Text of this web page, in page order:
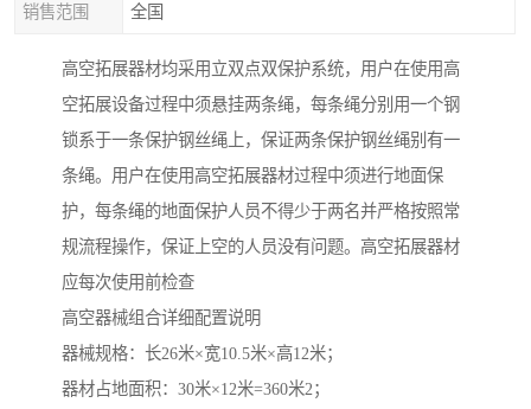
销售范围 全国
高空拓展器材均采用立双点双保护系统，用户在使用高
空拓展设备过程中须悬挂两条绳，每条绳分别用一个钢
锁系于一条保护钢丝绳上，保证两条保护钢丝绳别有一
条绳。用户在使用高空拓展器材过程中须进行地面保
护，每条绳的地面保护人员不得少于两名并严格按照常
规流程操作，保证上空的人员没有问题。高空拓展器材
应每次使用前检查
高空器械组合详细配置说明
器械规格：长26米×宽10.5米×高12米；
器材占地面积：30米×12米=360米2；